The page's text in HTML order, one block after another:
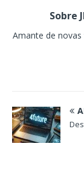
Sobre
Amante de